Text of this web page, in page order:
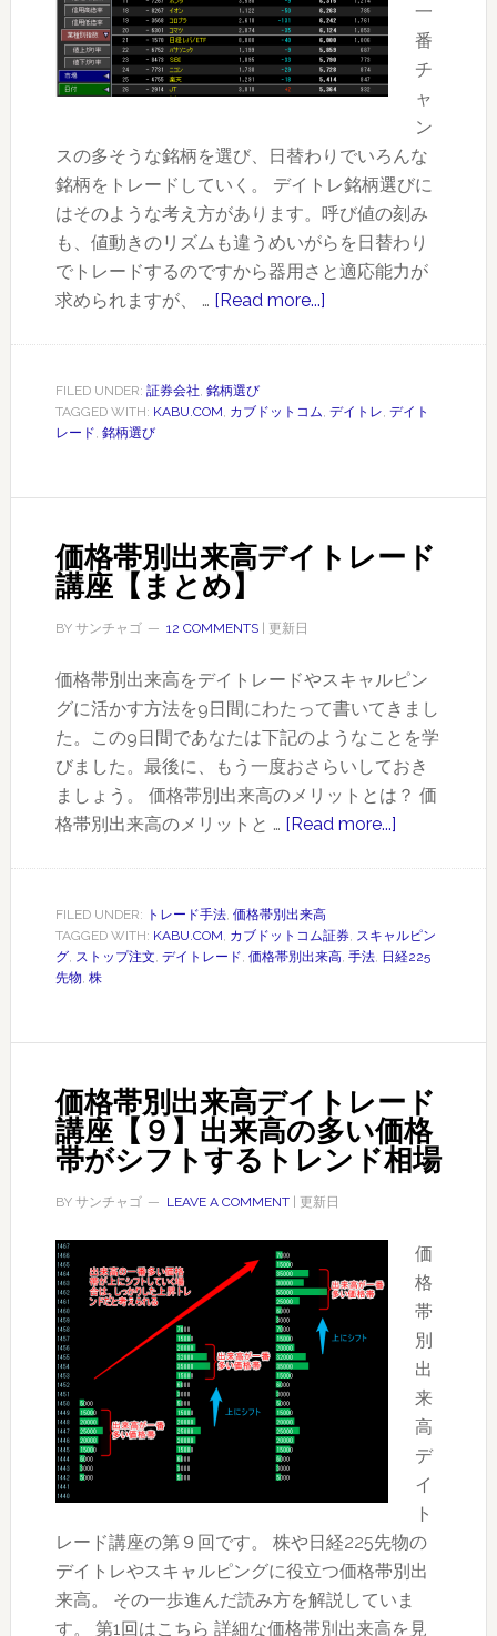
一
番
チ
ャ
ン
スの多そうな銘柄を選び、日替わりでいろんな
銘柄をトレードしていく。 デイトレ銘柄選びに
はそのような考え方があります。呼び値の刻み
も、値動きのリズムも違うめいがらを日替わり
でトレードするのですから器用さと適応能力が
求められますが、 … [Read more...]
タ
な
イ
柄
選
び
～
カ
ブ
ト
コ
ム
回
ラ
ン
キ
ン
い
ち
ば
FILED UNDER: 証券会社, 銘柄選び
TAGGED WITH: KABU.COM, カブドットコム, デイトレ, デイト
レード, 銘柄選び
価格帯別出来高デイトレード
講座【まとめ】
BY サンチャゴ 12 COMMENTS| 更新日
価格帯別出来高をデイトレードやスキャルピン
グに活かす方法を9日間にわたって書いてきまし
た。この9日間であなたは下記のようなことを学
びました。最後に、もう一度おさらいしておき
ましょう。 価格帯別出来高のメリットとは？ 価
格帯別出来高のメリットと … [Read more...]
別
出
ト
レ
ー
【ま
め】
FILED UNDER: トレード手法, 価格帯別出来高
TAGGED WITH: KABU.COM, カブドットコム証券, スキャルピン
グ, ストップ注文, デイトレード, 価格帯別出来高, 手法, 日経225
先物, 株
価格帯別出来高デイトレード
講座【９】出来高の多い価格
帯がシフトするトレンド相場
BY サンチャゴ LEAVE A COMMENT| 更新日
価
格
帯
別
出
来
高
デ
イ
ト
レード講座の第９回です。 株や日経225先物の
デイトレやスキャルピングに役立つ価格帯別出
来高。 その一歩進んだ読み方を解説していま
す。 第1回はこちら 詳細な価格帯別出来高を見